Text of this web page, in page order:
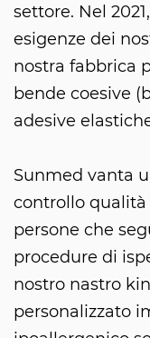
settore. Nel
esigenze dei
nostra fabbrica
bende coesive
adesive
Sunmed vanta
controllo
persone che
procedure di
nostro nastro
personalizzato